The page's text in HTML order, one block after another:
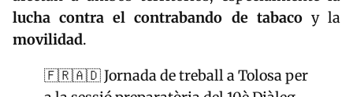
lucha contra el contrabando de tabacoy la
movilidad.
🇫🇷🇦🇩 Jornada de treball a Tolosa per